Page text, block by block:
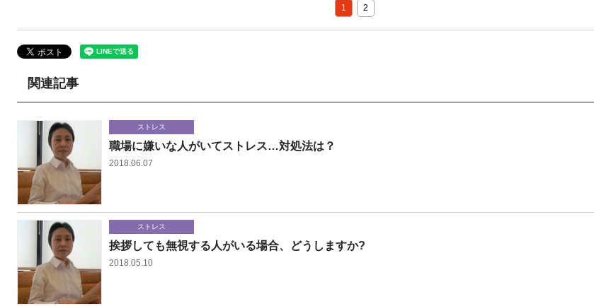
1 2
関連記事
ストレス
職場に嫌いな人がいてストレス…対処法は？
2018.06.07
ストレス
挨拶しても無視する人がいる場合、どうしますか?
2018.05.10